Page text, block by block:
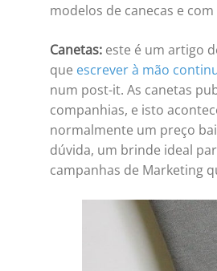
modelos de canecas e
Canetas: este é um artigo
que escrever à mão
num post-it. As canetas
companhias, e isto
normalmente um preço
dúvida, um brinde ideal
campanhas de Marketing